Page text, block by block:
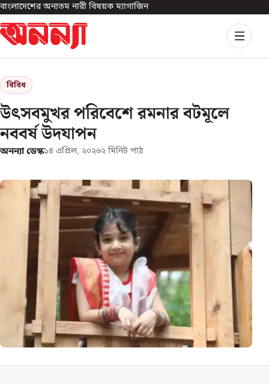
বাংলাদেশের অন্যতম নারী বিষয়ক ম্যাগাজিন
বিবিধ
উৎসবমুখর পরিবেশে রমনার বটমূলে
নববর্ষ উদযাপন
অনন্যা ডেস্ক১৪ এপ্রিল, ২০২৬২ মিনিট পাঠ